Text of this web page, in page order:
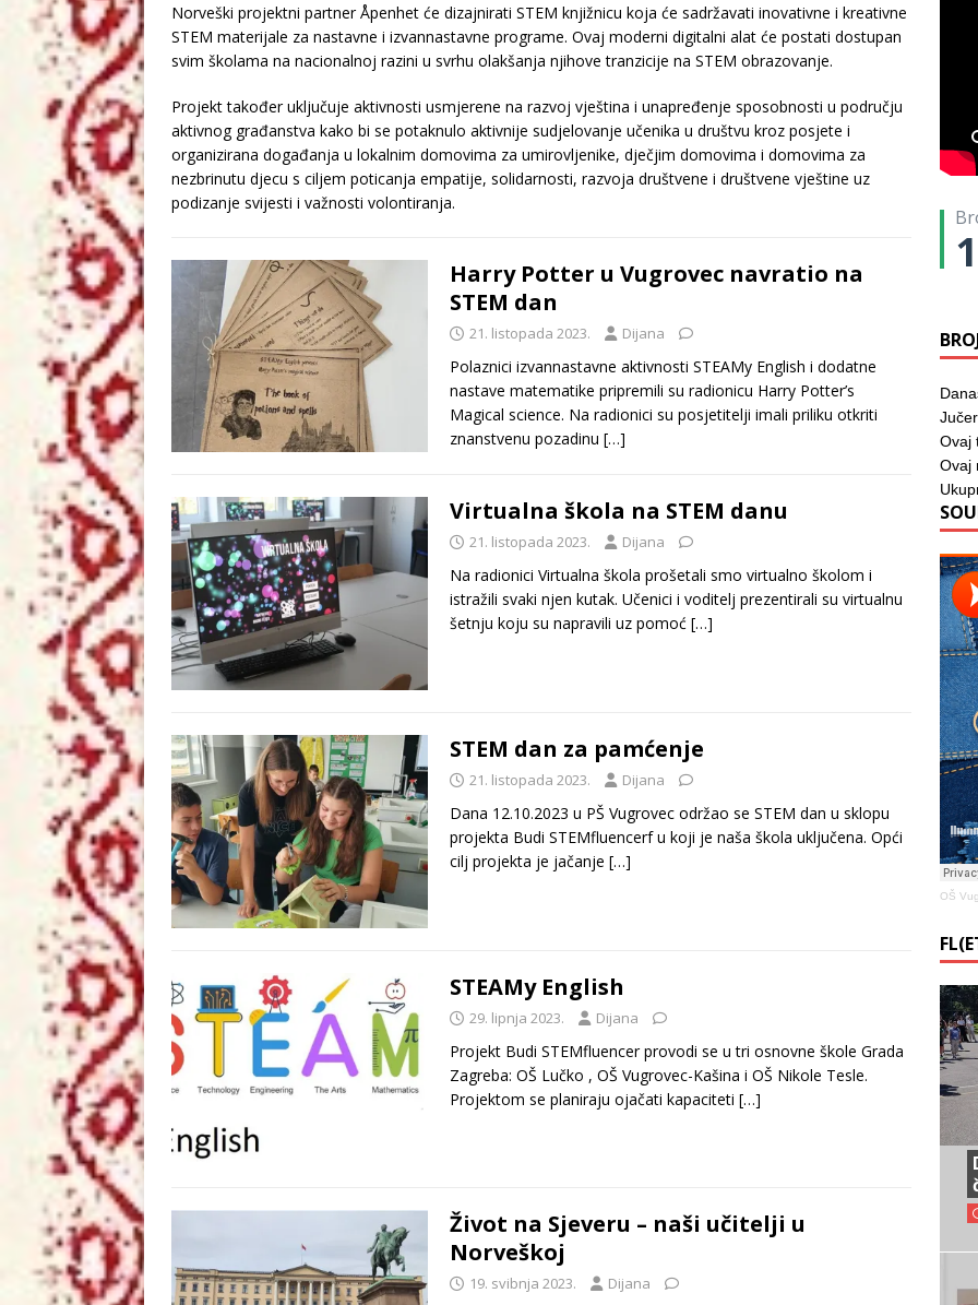
Norveški projektni partner Åpenhet će dizajnirati STEM knjižnicu koja će sadržavati inovativne i kreativne
STEM materijale za nastavne i izvannastavne programe. Ovaj moderni digitalni alat će postati dostupan
svim školama na nacionalnoj razini u svrhu olakšanja njihove tranzicije na STEM obrazovanje.
Projekt također uključuje aktivnosti usmjerene na razvoj vještina i unapređenje sposobnosti u području
aktivnog građanstva kako bi se potaknulo aktivnije sudjelovanje učenika u društvu kroz posjete i
organizirana događanja u lokalnim domovima za umirovljenike, dječjim domovima i domovima za
nezbrinutu djecu s ciljem poticanja empatije, solidarnosti, razvoja društvene i društvene vještine uz
podizanje svijesti i važnosti volontiranja.
Harry Potter u Vugrovec navratio na
STEM dan
21. listopada 2023. Dijana
Polaznici izvannastavne aktivnosti STEAMy English i dodatne
nastave matematike pripremili su radionicu Harry Potter’s
Magical science. Na radionici su posjetitelji imali priliku otkriti
znanstvenu pozadinu […]
Virtualna škola na STEM danu
21. listopada 2023. Dijana
Na radionici Virtualna škola prošetali smo virtualno školom i
istražili svaki njen kutak. Učenici i voditelj prezentirali su virtualnu
šetnju koju su napravili uz pomoć […]
STEM dan za pamćenje
21. listopada 2023. Dijana
Dana 12.10.2023 u PŠ Vugrovec održao se STEM dan u sklopu
projekta Budi STEMfluencerf u koji je naša škola uključena. Opći
cilj projekta je jačanje […]
STEAMy English
29. lipnja 2023. Dijana
Projekt Budi STEMfluencer provodi se u tri osnovne škole Grada
Zagreba: OŠ Lučko , OŠ Vugrovec-Kašina i OŠ Nikole Tesle.
Projektom se planiraju ojačati kapaciteti […]
Život na Sjeveru – naši učitelji u
Norveškoj
19. svibnja 2023. Dijana
Ovaj
Ovaj
OŠ